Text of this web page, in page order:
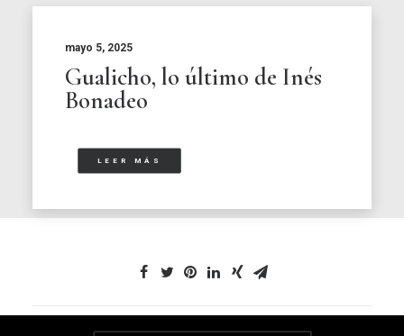
mayo 5, 2025
Gualicho, lo último de Inés
Bonadeo
LEER MÁS